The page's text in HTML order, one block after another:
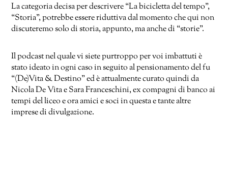
La categoria decisa per descrivere “La bicicletta del tempo”,
“Storia”, potrebbe essere riduttiva dal momento che qui non
discuteremo solo di storia, appunto, ma anche di “storie”.
Il podcast nel quale vi siete purtroppo per voi imbattuti è
stato ideato in ogni caso in seguito al pensionamento del fu
“(De)Vita & Destino” ed è attualmente curato quindi da
Nicola De Vita e Sara Franceschini, ex compagni di banco ai
tempi del liceo e ora amici e soci in questa e tante altre
imprese di divulgazione.